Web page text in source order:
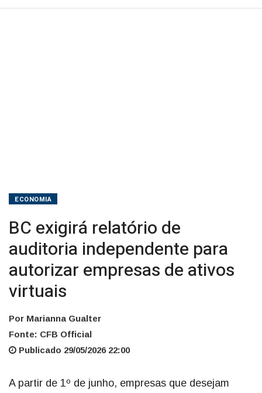
ECONOMIA
BC exigirá relatório de
auditoria independente para
autorizar empresas de ativos
virtuais
Por Marianna Gualter
Fonte: CFB Official
Publicado 29/05/2026 22:00
A partir de 1º de junho, empresas que desejam